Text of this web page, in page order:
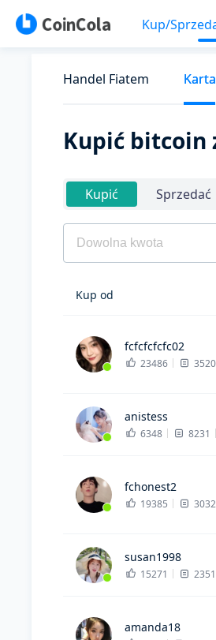
Kup/
Handel Fiatem
Kupić bitcoin
Kupić Sprzedać
Kup od
fcfcfcfcfc02
23486
anistess
6348 8231
fchonest2
19385
susan1998
15271
amanda18